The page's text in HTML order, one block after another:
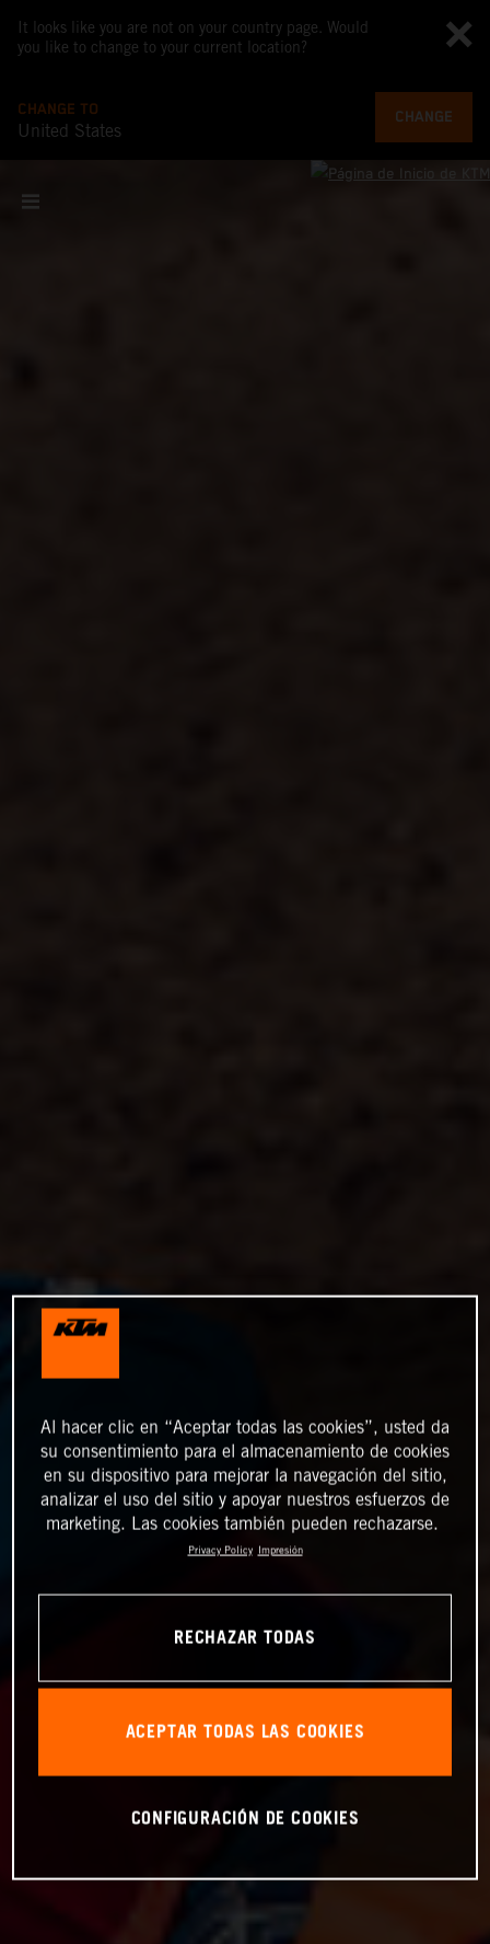
It looks like you are not on your country page. Would
you like to change to your current location?
CHANGE TO
United States
CHANGE
Al hacer clic en “Aceptar todas las cookies”, usted da
su consentimiento para el almacenamiento de cookies
en su dispositivo para mejorar la navegación del sitio,
analizar el uso del sitio y apoyar nuestros esfuerzos de
marketing. Las cookies también pueden rechazarse.
Privacy Policy Impresión
RECHAZAR TODAS
ACEPTAR TODAS LAS COOKIES
CONFIGURACIÓN DE COOKIES